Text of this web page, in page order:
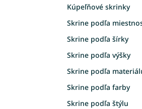
Kúpeľňové skrinky
Skrine podľa
Skrine podľa šírky
Skrine podľa výšky
Skrine podľa
Skrine podľa farby
Skrine podľa štýlu